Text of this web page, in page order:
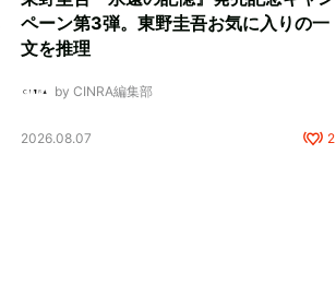
ペーン第3弾。東野圭吾お気に入りの一
文を推理
by CINRA編集部
2026.08.07 2